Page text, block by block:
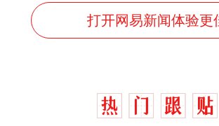
打开网易新闻体验更